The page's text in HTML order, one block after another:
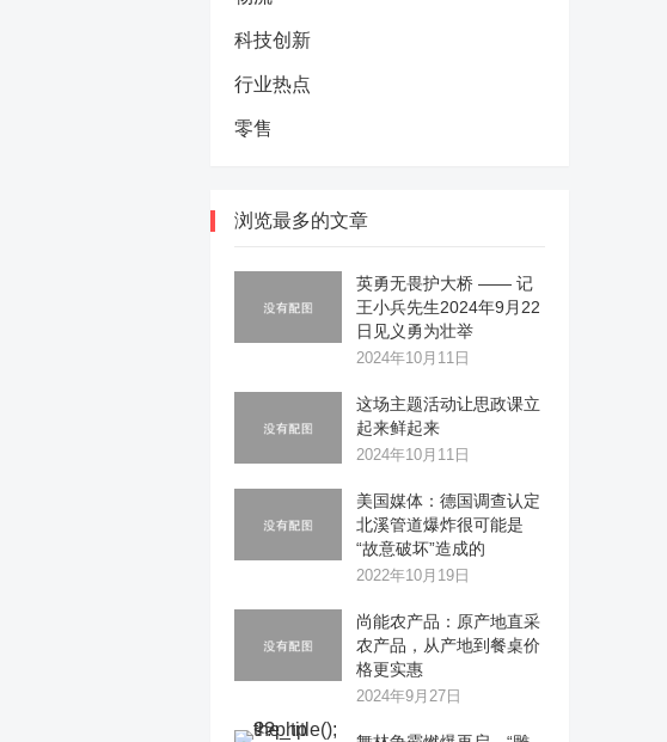
科技创新
行业热点
零售
浏览最多的文章
英勇无畏护大桥 —— 记
王小兵先生2024年9月22
日见义勇为壮举
2024年10月11日
这场主题活动让思政课立
起来鲜起来
2024年10月11日
美国媒体：德国调查认定
北溪管道爆炸很可能是
“故意破坏”造成的
2022年10月19日
尚能农产品：原产地直采
农产品，从产地到餐桌价
格更实惠
2024年9月27日